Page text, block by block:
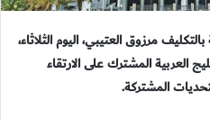
مرزوق العتيبي، اليوم الثلاثاء،
المشترك على الارتقاء
المشتركة.